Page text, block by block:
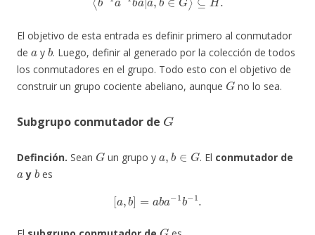
El objetivo de esta entrada es definir primero al conmutador
de
a
y
b
. Luego, definir al generado por la colección de todos
los conmutadores en el grupo. Todo esto con el objetivo de
construir un grupo cociente abeliano, aunque
G
no lo sea.
Subgrupo conmutador de
Definción. Sean
G
un grupo y
b G
. El conmutador de
a
y
b
es
[a b] a −1b−1
G